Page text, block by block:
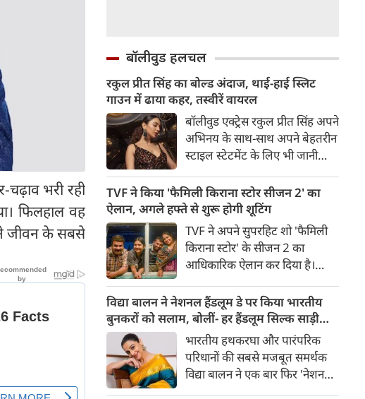
भरी रही
फिलहाल वह
जीवन के सबसे
बॉलीवुड हलचल
रकुल प्रीत सिंह का बोल्ड अंदाज, थाई-हाई स्लिट
गाउन में ढाया कहर, तस्वीरें वायरल
बॉलीवुड एक्ट्रेस रकुल प्रीत सिंह अपने
अभिनय के साथ-साथ अपने बेहतरीन
स्टाइल स्टेटमेंट के लिए भी जानी
आधिकारिक इंस्टाग्राम अकाउंट पर
कुछ तस्वीरें शेयर की हैं, जिनमें उनका
बेहद हॉट और बोल्ड अवतार देखने
को मिल रहा है।
TVF ने किया 'फैमिली किराना स्टोर सीजन 2' का
ऐलान, अगले हफ्ते से शुरू होगी शूटिंग
TVF ने अपने सुपरहिट शो 'फैमिली
किराना स्टोर' के सीजन 2 का
आधिकारिक ऐलान कर दिया है।
जानिए शो की कास्ट, कहानी और नए
सीजन से जुड़ी सभी अहम जानकारी।
सीजन 2 की शूटिंग अगले हफ्ते से
शुरू होने वाली है।
विद्या बालन ने नेशनल हैंडलूम डे पर किया भारतीय
बुनकरों को सलाम, बोलीं- हर हैंडलूम सिल्क साड़ी
अपने आप में है अनोखीभारतीय हथकरघा और पारंपरिक
परिधानों की सबसे मजबूत समर्थक
विद्या बालन ने एक बार फिर 'नेशनल